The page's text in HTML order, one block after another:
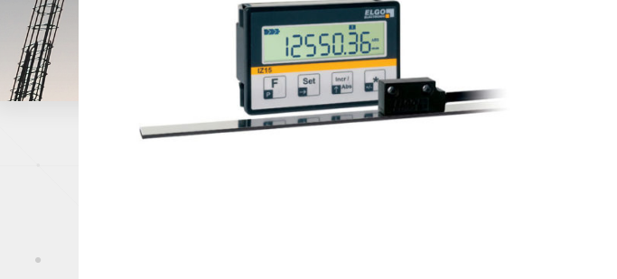
Papeterie
Industrie du métal
Offshore, Marine, Oil and
Gaz
Capteurs de pression